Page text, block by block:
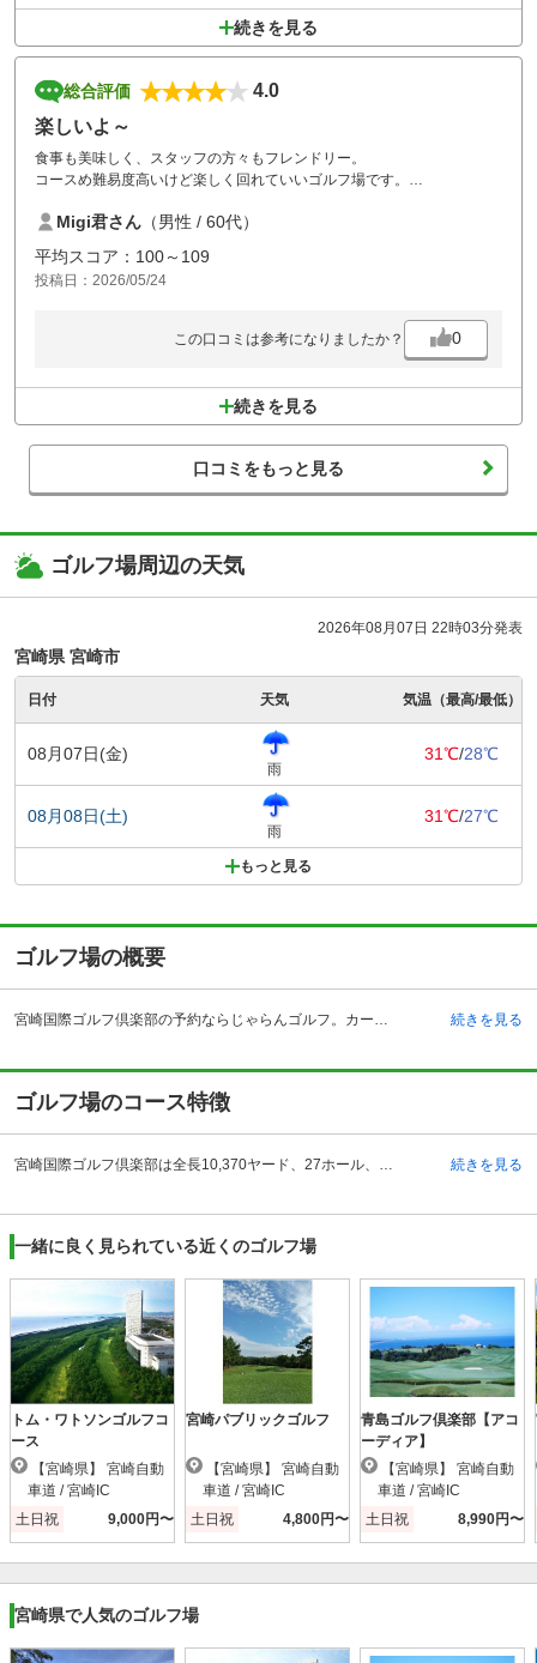
続きを見る
総合評価
4.0
楽しいよ～
食事も美味しく、スタッフの方々もフレンドリー。
コースめ難易度高いけど楽しく回れていいゴルフ場です。
又来月お世話になります。
Migi君さん （男性 / 60代）
平均スコア：100～109
投稿日：2026/05/24
この口コミは参考になりましたか？ 0
続きを見る
口コミをもっと見る
ゴルフ場周辺の天気
2026年08月07日 22時03分発表
宮崎県 宮崎市
日付 天気 気温（最高/最低）
08月07日(金)
雨
31℃/28℃
08月08日(土)
雨
31℃/27℃
もっと見る
ゴルフ場の概要
宮崎国際ゴルフ倶楽部の予約ならじゃらんゴルフ。カートの有無や利用税、キャンセル料、ナイター設備、駐車場などのコース情報はもちろん、口コミ、フォトギャラリーなどコースの難易度や攻略に役立つ情報充実、予約する度にポイントが貯まるのでお得にゴルフをお楽しみ頂けます。 宮崎県宮崎市にある宮崎国際ゴルフ倶楽部は宮崎自動車道・宮崎インターチェンジから23キロメートル、電車ではJR日豊本線・佐土原駅から約5分の場所にあるゴルフ場です。日向灘、尾鈴の峰を望む、温暖でなだらかな丘陵に町田義雄氏によって設計、レイアウトされた全27ホールの3コースが広がっています。ティ周囲にハイビスカスが咲くなど南国的。尾鈴コースは距離が短いが、起伏のあるトリッキーなコース。谷越えなどの変化もある。霧島コースはなだらかなうねりがあり、フェアウェイも広い。橘コースはフラットでフェアウェイの幅も十分。池が効いているホールに要注意。練習場はありませんが、最大40名収容のコンペルームがあります。冬場の晴天率が高いのも特徴の一つ。提携ホテルもあり安心して宿泊することができます。 続きを見る
ゴルフ場のコース特徴
宮崎国際ゴルフ倶楽部は全長10,370ヤード、27ホール、パー108の丘陵コースです。コースは橘・霧島・尾鈴コースがあります。ラウンドは橘→霧島→尾鈴の順です。ラフはフェアウェイより少し長い程度に刈られていてラフを過度に心配する必要はないです。橘コースの8番ホールは距離は比較的短いが池越えのティショット、ティショットの落下地点、左右の張り出しがプレッシャーになります。霧島コースの9番ホールは雄大な眺め、左ドッグレッグのロングホール。左曲がり地点に池があり、ビギナー泣かせの名物ホールです。このゴルフ場の名物ホールは尾鈴コースの6番ホールです。両サイドにＯＢライン、ティショットの落下地点が狭いのはビギナー泣かせです。 続きを見る
一緒に良く見られている近くのゴルフ場
トム・ワトソンゴルフコ
ース
車道 / 宮崎IC
土日祝
9,000円〜
宮崎パブリックゴルフ
車道 / 宮崎IC
土日祝
4,800円〜
青島ゴルフ倶楽部【アコ
ーディア】
車道 / 宮崎IC
土日祝
8,990円〜
宮崎県で人気のゴルフ場